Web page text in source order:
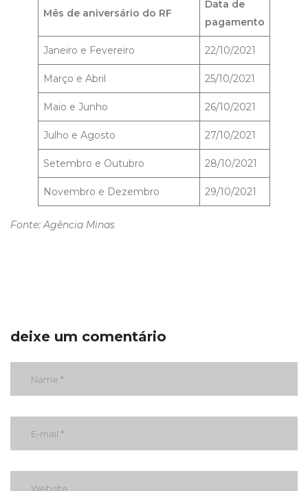
Mês de aniversário do RF
Data de
pagamento
Janeiro e Fevereiro 22/10/2021
Março e Abril 25/10/2021
Maio e Junho 26/10/2021
Julho e Agosto 27/10/2021
Setembro e Outubro 28/10/2021
Novembro e Dezembro 29/10/2021
Fonte: Agência Minas
deixe um comentário